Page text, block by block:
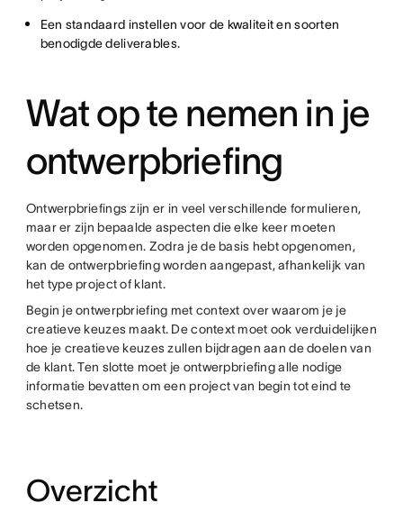
Een standaard instellen voor de kwaliteit en soorten
benodigde deliverables.
Wat op te nemen in je
ontwerpbriefing
Ontwerpbriefings zijn er in veel verschillende formulieren,
maar er zijn bepaalde aspecten die elke keer moeten
worden opgenomen. Zodra je de basis hebt opgenomen,
kan de ontwerpbriefing worden aangepast, afhankelijk van
het type project of klant.
Begin je ontwerpbriefing met context over waarom je je
creatieve keuzes maakt. De context moet ook verduidelijken
hoe je creatieve keuzes zullen bijdragen aan de doelen van
de klant. Ten slotte moet je ontwerpbriefing alle nodige
informatie bevatten om een project van begin tot eind te
schetsen.
Overzicht